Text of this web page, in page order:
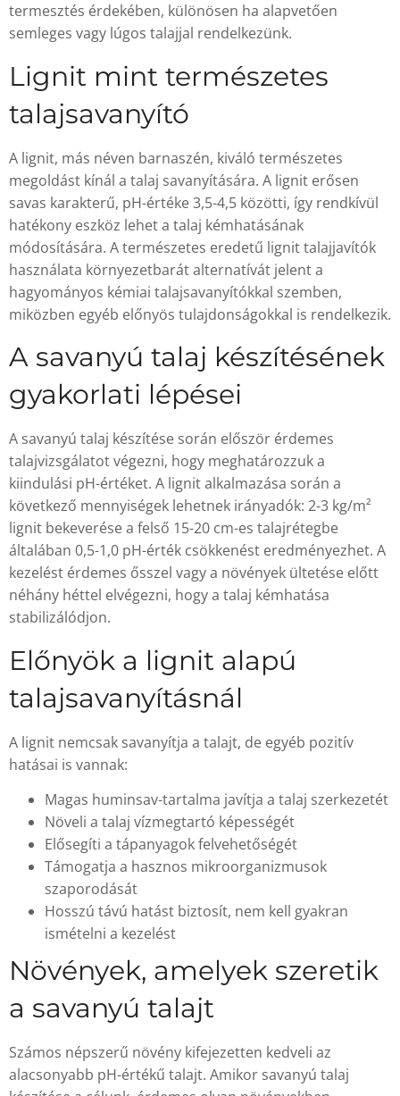
termesztés érdekében, különösen ha alapvetően
semleges vagy lúgos talajjal rendelkezünk.
Lignit mint természetes
talajsavanyító
A lignit, más néven barnaszén, kiváló természetes
megoldást kínál a talaj savanyítására. A lignit erősen
savas karakterű, pH-értéke 3,5-4,5 közötti, így rendkívül
hatékony eszköz lehet a talaj kémhatásának
módosítására. A természetes eredetű lignit talajjavítók
használata környezetbarát alternatívát jelent a
hagyományos kémiai talajsavanyítókkal szemben,
miközben egyéb előnyös tulajdonságokkal is rendelkezik.
A savanyú talaj készítésének
gyakorlati lépései
A savanyú talaj készítése során először érdemes
talajvizsgálatot végezni, hogy meghatározzuk a
kiindulási pH-értéket. A lignit alkalmazása során a
következő mennyiségek lehetnek irányadók: 2-3 kg/m²
lignit bekeverése a felső 15-20 cm-es talajrétegbe
általában 0,5-1,0 pH-érték csökkenést eredményezhet. A
kezelést érdemes ősszel vagy a növények ültetése előtt
néhány héttel elvégezni, hogy a talaj kémhatása
stabilizálódjon.
Előnyök a lignit alapú
talajsavanyításnál
A lignit nemcsak savanyítja a talajt, de egyéb pozitív
hatásai is vannak:
Magas huminsav-tartalma javítja a talaj szerkezetét
Növeli a talaj vízmegtartó képességét
Elősegíti a tápanyagok felvehetőségét
Támogatja a hasznos mikroorganizmusok
szaporodását
Hosszú távú hatást biztosít, nem kell gyakran
ismételni a kezelést
Növények, amelyek szeretik
a savanyú talajt
Számos népszerű növény kifejezetten kedveli az
alacsonyabb pH-értékű talajt. Amikor savanyú talaj